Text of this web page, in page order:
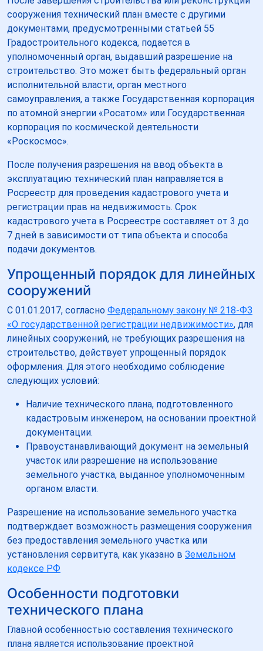
сооружения технический план вместе с другими
документами, предусмотренными статьей 55
Градостроительного кодекса, подается в
уполномоченный орган, выдавший разрешение на
строительство. Это может быть федеральный орган
исполнительной власти, орган местного
самоуправления, а также Государственная корпорация
по атомной энергии «Росатом» или Государственная
корпорация по космической деятельности
«Роскосмос».
После получения разрешения на ввод объекта в
эксплуатацию технический план направляется в
Росреестр для проведения кадастрового учета и
регистрации прав на недвижимость. Срок
кадастрового учета в Росреестре составляет от 3 до
7 дней в зависимости от типа объекта и способа
подачи документов.
Упрощенный порядок для линейных
сооружений
С 01.01.2017, согласно Федеральному закону № 218-ФЗ
«О государственной регистрации недвижимости», для
линейных сооружений, не требующих разрешения на
строительство, действует упрощенный порядок
оформления. Для этого необходимо соблюдение
следующих условий:
Наличие технического плана, подготовленного
кадастровым инженером, на основании проектной
документации.
Правоустанавливающий документ на земельный
участок или разрешение на использование
земельного участка, выданное уполномоченным
органом власти.
Разрешение на использование земельного участка
подтверждает возможность размещения сооружения
без предоставления земельного участка или
установления сервитута, как указано в Земельном
кодексе РФ
Особенности подготовки
технического плана
Главной особенностью составления технического
плана является использование проектной